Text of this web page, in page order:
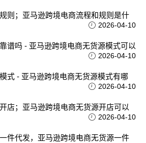
则；亚马逊跨境电商流程和规则是什
2026-04-10
谱吗 - 亚马逊跨境电商无货源模式可以
2026-04-10
式 - 亚马逊跨境电商无货源模式有哪
2026-04-10
店；亚马逊跨境电商无货源开店可以
2026-04-10
件代发，亚马逊跨境电商无货源一件